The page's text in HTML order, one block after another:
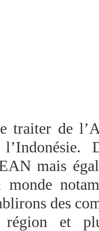
traiter de
mais
monde
des
et